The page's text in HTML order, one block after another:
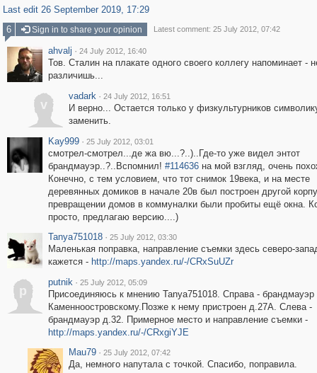
Last edit 26 September 2019, 17:29
6
Sign in to share your opinion Latest comment: 25 July 2012, 07:42
ahvalj · 24 July 2012, 16:40
Тов. Сталин на плакате одного своего коллегу напоминает -
различишь...
v
vadark · 24 July 2012, 16:51
И верно... Остается только у физкультурников
заменить.
Kay999 · 25 July 2012, 03:01
смотрел-смотрел...де жа вю...?..)..Где-то уже видел энтот
брандмауэр..?..Вспомнил! #114636на мой взгляд, очень
Конечно, с тем условием, что тот снимок 19века, и на месте
деревянных домиков в начале 20в был построен другой
превращении домов в коммуналки были пробиты ещё окна.
просто, предлагаю версию....)
Tanya751018 · 25 July 2012, 03:30
Маленькая поправка, направление съемки здесь северо-
кажется - http://maps.yandex.ru/-/CRxSuUZr
p
putnik · 25 July 2012, 05:09
Присоединяюсь к мнению Tanya751018. Справа - брандмауэр
Каменноостровскому.Позже к нему пристроен д.27А. Слева -
брандмауэр д.32. Примерное место и направление съемки -
http://maps.yandex.ru/-/CRxgiYJE
Mau79 · 25 July 2012, 07:42
Да, немного напутала с точкой. Спасибо, поправила.